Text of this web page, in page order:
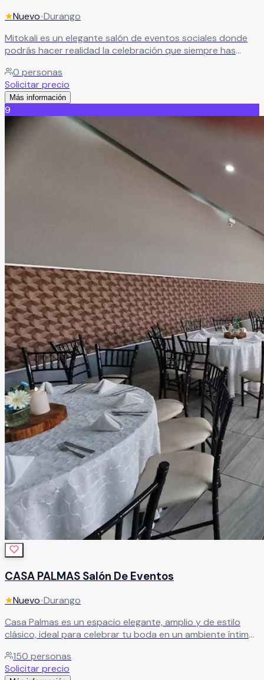
★Nuevo•Durango
Mitokali es un elegante salón de eventos sociales donde
podrás hacer realidad la celebración que siempre has
ambiente que encanta a todos los invitados. Un espacio
diseñado para superar expectativas y brindar una velada
única, llena de momentos inolvidables
0 personas
Solicitar precio
Más información
9
CASA PALMAS Salón De Eventos
★Nuevo•Durango
Casa Palmas es un espacio elegante, amplio y de estilo
clásico, ideal para celebrar tu boda en un ambiente íntimo
Cuenta con capacidad para hasta 150 personas,
brindándote la libertad de ambientar cada detalle según
150 personas
Solicitar precio